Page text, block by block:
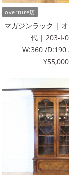
overture店
マガジンラック |
代 | 203-I-
W:360 /D:190
¥55,000